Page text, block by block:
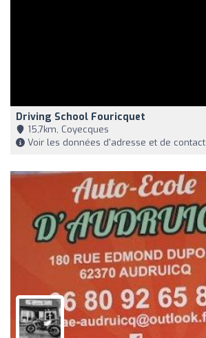
Driving School Fouricquet
15,7km, Coyecques
Voir les données d'adresse et de contact